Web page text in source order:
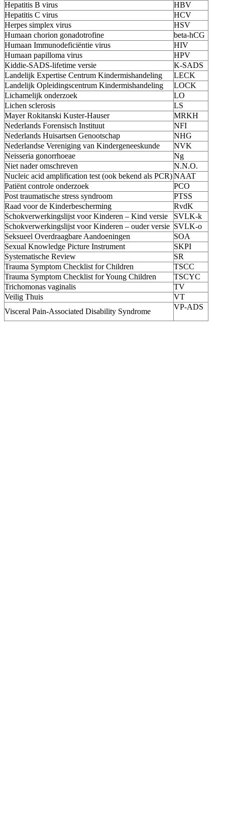
Hepatitis B virus
HBV
Hepatitis C virus
HCV
Herpes simplex virus
HSV
Humaan chorion gonadotrofine
beta-hCG
Humaan Immunodeficiëntie virus
HIV
Humaan papilloma virus
HPV
Kiddie-SADS-lifetime versie
K-SADS
Landelijk Expertise Centrum Kindermishandeling
LECK
Landelijk Opleidingscentrum Kindermishandeling
LOCK
Lichamelijk onderzoek
LO
Lichen sclerosis
LS
Mayer Rokitanski Kuster-Hauser
MRKH
Nederlands Forensisch Instituut
NFI
Nederlands Huisartsen Genootschap
NHG
Nederlandse Vereniging van Kindergeneeskunde
NVK
Neisseria gonorrhoeae
Ng
Niet nader omschreven
N.N.O.
Nucleic acid amplification test (ook bekend als PCR)NAAT
Patiënt controle onderzoek
PCO
Post traumatische stress syndroom
PTSS
Raad voor de Kinderbescherming
RvdK
Schokverwerkingslijst voor Kinderen – Kind versie
SVLK-k
Schokverwerkingslijst voor Kinderen – ouder versie SVLK-o
Seksueel Overdraagbare Aandoeningen
SOA
Sexual Knowledge Picture Instrument
SKPI
Systematische Review
SR
Trauma Symptom Checklist for Children
TSCC
Trauma Symptom Checklist for Young Children
TSCYC
Trichomonas vaginalis
TV
Veilig Thuis
VT
Visceral Pain-Associated Disability Syndrome
VP-ADS